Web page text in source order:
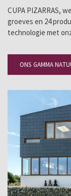
CUPA PIZARRAS,
groeves en 24
technologie met
ONS GAMMA